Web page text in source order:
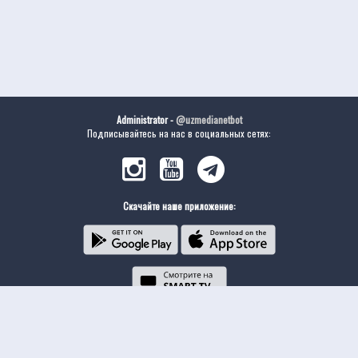
Administrator -@uzmedianetbot
Подписывайтесь на нас в социальных сетях:
Скачайте наше приложение: